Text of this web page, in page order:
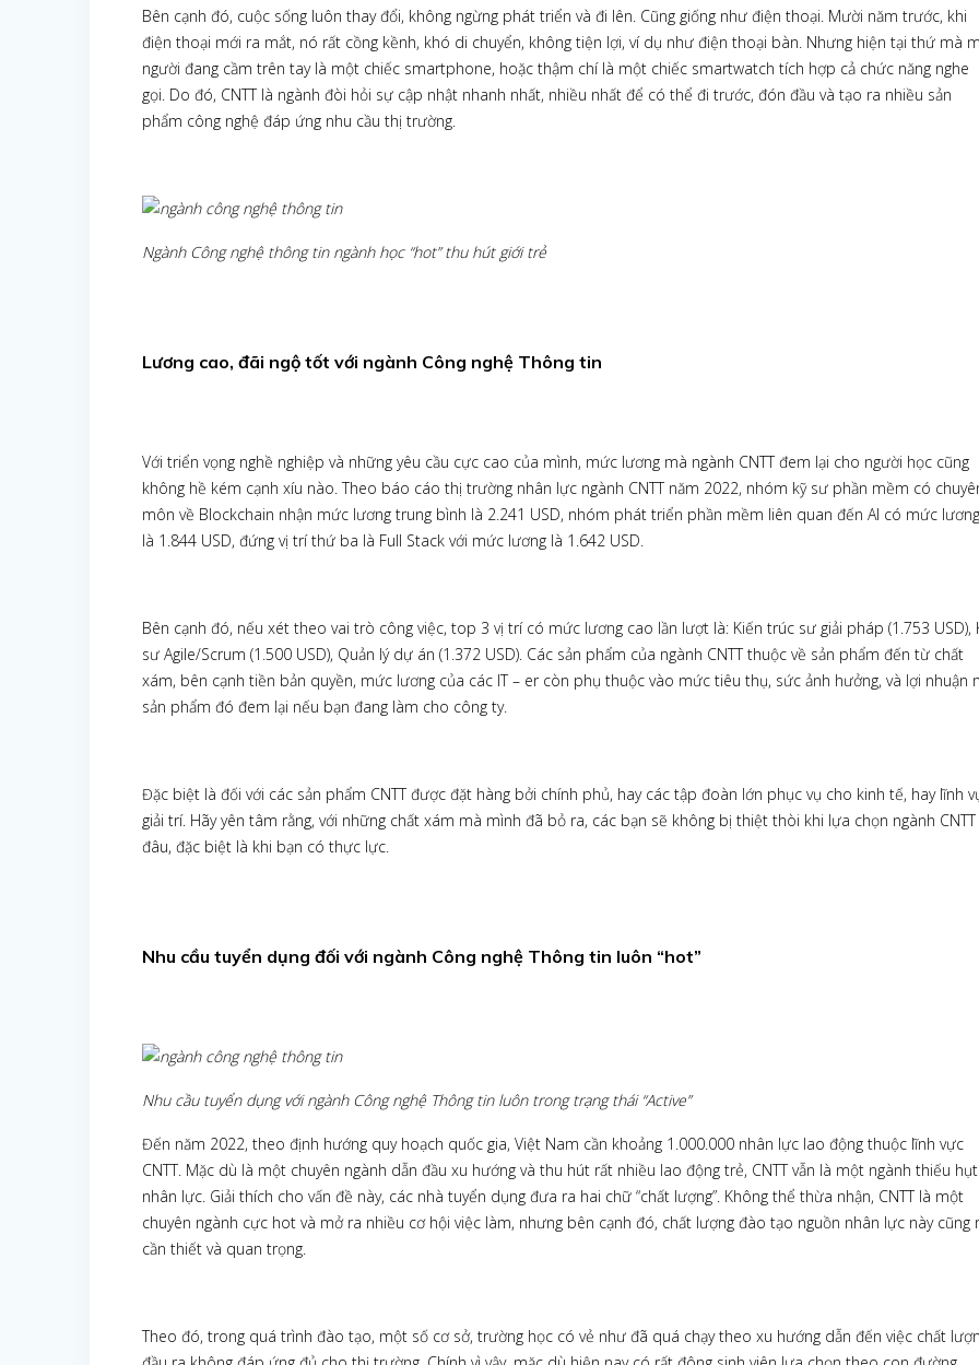
Bên cạnh đó, cuộc sống luôn thay đổi, không ngừng phát triển và đi lên. Cũng giống như điện thoại. Mười năm trước, khi
điện thoại mới ra mắt, nó rất cồng kềnh, khó di chuyển, không tiện lợi, ví dụ như điện thoại bàn. Nhưng hiện tại thứ mà
người đang cầm trên tay là một chiếc smartphone, hoặc thậm chí là một chiếc smartwatch tích hợp cả chức năng nghe
gọi. Do đó, CNTT là ngành đòi hỏi sự cập nhật nhanh nhất, nhiều nhất để có thể đi trước, đón đầu và tạo ra nhiều sản
phẩm công nghệ đáp ứng nhu cầu thị trường.
Ngành Công nghệ thông tin ngành học “hot” thu hút giới trẻ
Lương cao, đãi ngộ tốt với ngành Công nghệ Thông tin
Với triển vọng nghề nghiệp và những yêu cầu cực cao của mình, mức lương mà ngành CNTT đem lại cho người học cũng
không hề kém cạnh xíu nào. Theo báo cáo thị trường nhân lực ngành CNTT năm 2022, nhóm kỹ sư phần mềm có
môn về Blockchain nhận mức lương trung bình là 2.241 USD, nhóm phát triển phần mềm liên quan đến AI có mức lương
là 1.844 USD, đứng vị trí thứ ba là Full Stack với mức lương là 1.642 USD.
Bên cạnh đó, nếu xét theo vai trò công việc, top 3 vị trí có mức lương cao lần lượt là: Kiến trúc sư giải pháp (1.753 USD),
sư Agile/Scrum (1.500 USD), Quản lý dự án (1.372 USD). Các sản phẩm của ngành CNTT thuộc về sản phẩm đến từ chất
xám, bên cạnh tiền bản quyền, mức lương của các IT – er còn phụ thuộc vào mức tiêu thụ, sức ảnh hưởng, và lợi nhuận
sản phẩm đó đem lại nếu bạn đang làm cho công ty.
Đặc biệt là đối với các sản phẩm CNTT được đặt hàng bởi chính phủ, hay các tập đoàn lớn phục vụ cho kinh tế, hay lĩnh
giải trí. Hãy yên tâm rằng, với những chất xám mà mình đã bỏ ra, các bạn sẽ không bị thiệt thòi khi lựa chọn ngành CNTT
đâu, đặc biệt là khi bạn có thực lực.
Nhu cầu tuyển dụng đối với ngành Công nghệ Thông tin luôn “hot”
Nhu cầu tuyển dụng với ngành Công nghệ Thông tin luôn trong trạng thái “Active”
Đến năm 2022, theo định hướng quy hoạch quốc gia, Việt Nam cần khoảng 1.000.000 nhân lực lao động thuộc lĩnh vực
CNTT. Mặc dù là một chuyên ngành dẫn đầu xu hướng và thu hút rất nhiều lao động trẻ, CNTT vẫn là một ngành thiếu hụt
nhân lực. Giải thích cho vấn đề này, các nhà tuyển dụng đưa ra hai chữ “chất lượng”. Không thể thừa nhận, CNTT là một
chuyên ngành cực hot và mở ra nhiều cơ hội việc làm, nhưng bên cạnh đó, chất lượng đào tạo nguồn nhân lực này cũng
cần thiết và quan trọng.
Theo đó, trong quá trình đào tạo, một số cơ sở, trường học có vẻ như đã quá chạy theo xu hướng dẫn đến việc chất